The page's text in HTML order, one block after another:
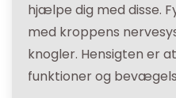
hjælpe dig med disse.
med kroppens
knogler. Hensigten er
funktioner og